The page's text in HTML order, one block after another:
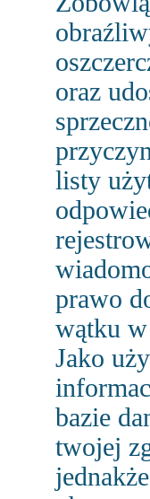
oraz
listy
prawo
wątku
Jako
bazie
twojej